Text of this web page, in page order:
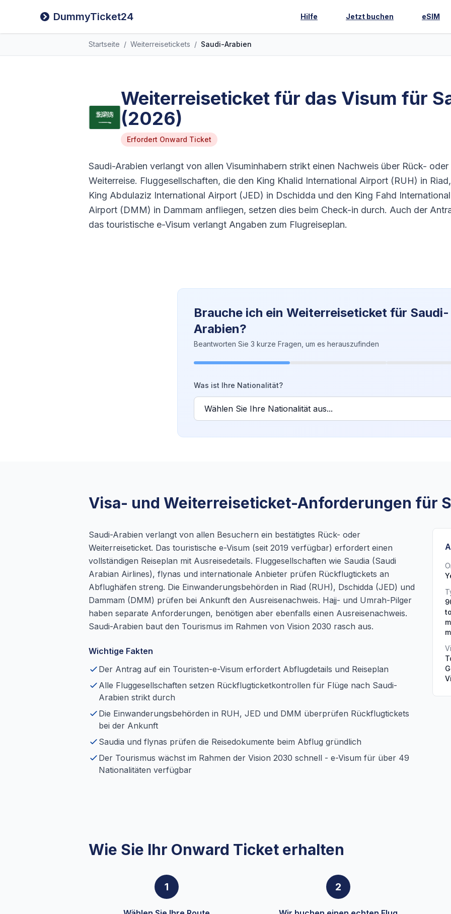
DummyTicket24 Hilfe Jetzt buchen eSIM
Startseite / Weiterreisetickets / Saudi-Arabien
Weiterreiseticket für das Visum für
(2026)
Erfordert Onward Ticket
Saudi-Arabien verlangt von allen Visuminhabern strikt einen Nachweis über Rück- oder
Weiterreise. Fluggesellschaften, die den King Khalid International Airport (RUH) in
King Abdulaziz International Airport (JED) in Dschidda und den King Fahd International
Airport (DMM) in Dammam anfliegen, setzen dies beim Check-in durch. Auch der
das touristische e-Visum verlangt Angaben zum Flugreiseplan.
Brauche ich ein Weiterreiseticket für Saudi-
Arabien?
Beantworten Sie 3 kurze Fragen, um es herauszufinden
Was ist Ihre Nationalität?
Visa- und Weiterreiseticket-Anforderungen für
Saudi-Arabien verlangt von allen Besuchern ein bestätigtes Rück- oder
Weiterreiseticket. Das touristische e-Visum (seit 2019 verfügbar) erfordert einen
vollständigen Reiseplan mit Ausreisedetails. Fluggesellschaften wie Saudia (Saudi
Arabian Airlines), flynas und internationale Anbieter prüfen Rückflugtickets an
Abflughäfen streng. Die Einwanderungsbehörden in Riad (RUH), Dschidda (JED) und
Dammam (DMM) prüfen bei Ankunft den Ausreisenachweis. Hajj- und Umrah-Pilger
haben separate Anforderungen, benötigen aber ebenfalls einen Ausreisenachweis.
Saudi-Arabien baut den Tourismus im Rahmen von Vision 2030 rasch aus.
Wichtige Fakten
Der Antrag auf ein Touristen-e-Visum erfordert Abflugdetails und Reiseplan
Alle Fluggesellschaften setzen Rückflugticketkontrollen für Flüge nach Saudi-
Arabien strikt durch
Die Einwanderungsbehörden in RUH, JED und DMM überprüfen Rückflugtickets
bei der Ankunft
Saudia und flynas prüfen die Reisedokumente beim Abflug gründlich
Der Tourismus wächst im Rahmen der Vision 2030 schnell - e-Visum für über 49
Nationalitäten verfügbar
Wie Sie Ihr Onward Ticket erhalten
1 2